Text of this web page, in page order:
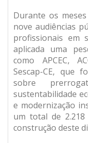
Durante os
nove audiências
profissionais em
aplicada uma
como APCEC,
Sescap-CE, que
sobre
sustentabilidade
e modernização
um total de 2.218
construção deste